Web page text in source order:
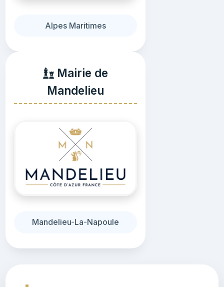
Alpes Maritimes
Mairie de
Mandelieu
Mandelieu-La-Napoule